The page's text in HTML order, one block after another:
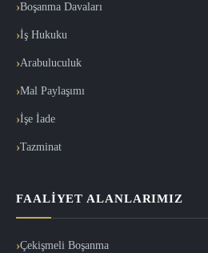
Boşanma Davaları
İş Hukuku
Arabuluculuk
Mal Paylaşımı
İşe İade
Tazminat
FAALIYET ALANLARIMIZ
Çekişmeli Boşanma